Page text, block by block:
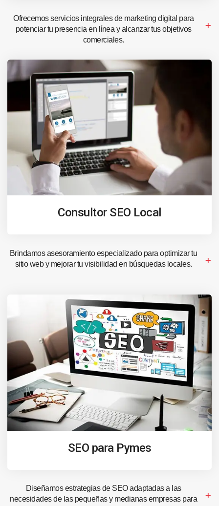
Ofrecemos servicios integrales de marketing digital para
potenciar tu presencia en línea y alcanzar tus objetivos
comerciales.
Consultor SEO Local
Brindamos asesoramiento especializado para optimizar tu
sitio web y mejorar tu visibilidad en búsquedas locales.
SEO para Pymes
Diseñamos estrategias de SEO adaptadas a las
necesidades de las pequeñas y medianas empresas para